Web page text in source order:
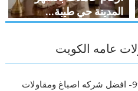
المدينة حي طيبة...
عامه الكويت
شركة الشرق الاوسط -99507402- افضل شركه اصباغ ومقاولات